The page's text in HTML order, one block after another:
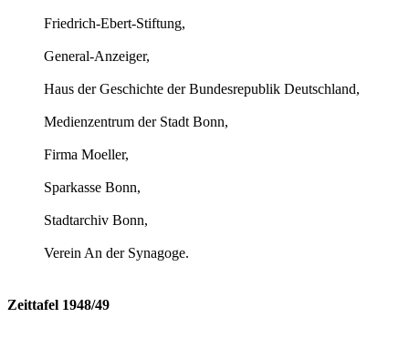
Friedrich-Ebert-Stiftung,
General-Anzeiger,
Haus der Geschichte der Bundesrepublik Deutschland,
Medienzentrum der Stadt Bonn,
Firma Moeller,
Sparkasse Bonn,
Stadtarchiv Bonn,
Verein An der Synagoge.
Zeittafel 1948/49